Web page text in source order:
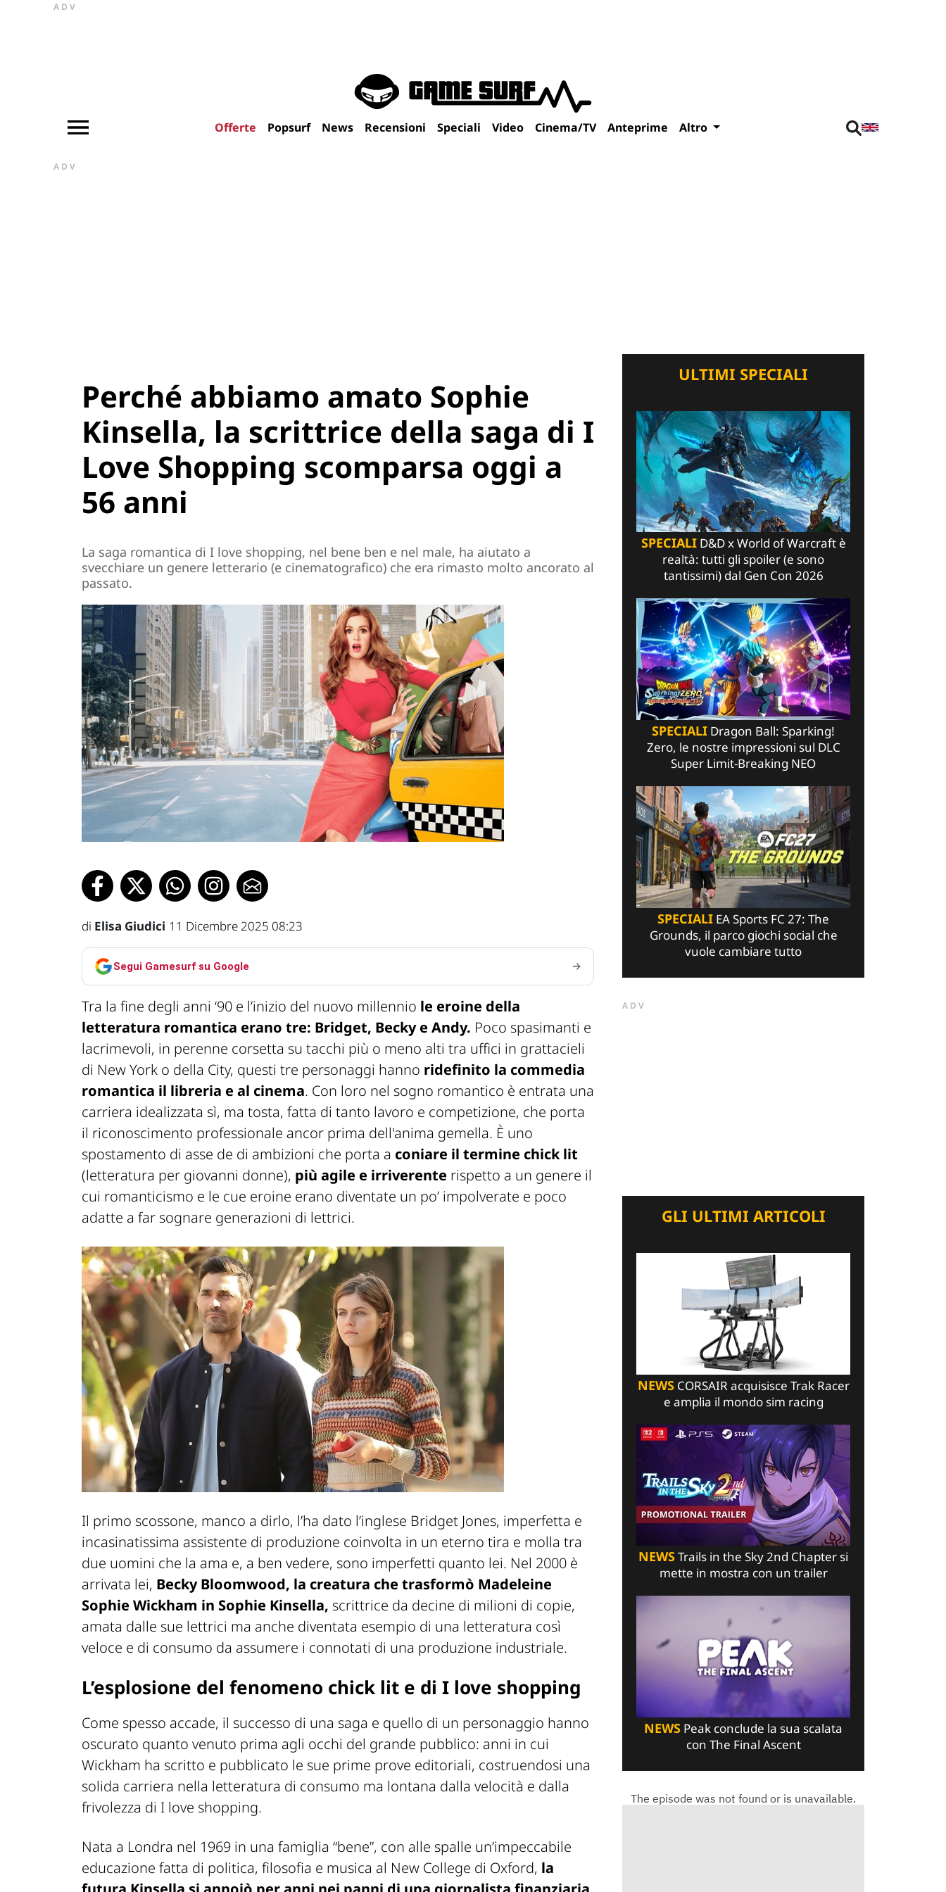
ADV
Offerte Popsurf News Recensioni Speciali Video Cinema/TV Anteprime Altro
ADV
Perché abbiamo amato Sophie
Kinsella, la scrittrice della saga di I
Love Shopping scomparsa oggi a
56 anni
La saga romantica di I love shopping, nel bene ben e nel male, ha aiutato a
svecchiare un genere letterario (e cinematografico) che era rimasto molto ancorato al
passato.
di Elisa Giudici 11 Dicembre 2025 08:23
Segui Gamesurf su Google
Tra la fine degli anni ‘90 e l’inizio del nuovo millennio le eroine della
letteratura romantica erano tre: Bridget, Becky e Andy. Poco spasimanti e
lacrimevoli, in perenne corsetta su tacchi più o meno alti tra uffici in grattacieli
di New York o della City, questi tre personaggi hanno ridefinito la commedia
romantica il libreria e al cinema. Con loro nel sogno romantico è entrata una
carriera idealizzata sì, ma tosta, fatta di tanto lavoro e competizione, che porta
il riconoscimento professionale ancor prima dell'anima gemella. È uno
spostamento di asse de di ambizioni che porta a coniare il termine chick lit
(letteratura per giovanni donne), più agile e irriverente rispetto a un genere il
cui romanticismo e le cue eroine erano diventate un po’ impolverate e poco
adatte a far sognare generazioni di lettrici.
Il primo scossone, manco a dirlo, l’ha dato l’inglese Bridget Jones, imperfetta e
incasinatissima assistente di produzione coinvolta in un eterno tira e molla tra
due uomini che la ama e, a ben vedere, sono imperfetti quanto lei. Nel 2000 è
arrivata lei, Becky Bloomwood, la creatura che trasformò Madeleine
Sophie Wickham in Sophie Kinsella, scrittrice da decine di milioni di copie,
amata dalle sue lettrici ma anche diventata esempio di una letteratura così
veloce e di consumo da assumere i connotati di una produzione industriale.
L’esplosione del fenomeno chick lit e di I love shopping
Come spesso accade, il successo di una saga e quello di un personaggio hanno
oscurato quanto venuto prima agli occhi del grande pubblico: anni in cui
Wickham ha scritto e pubblicato le sue prime prove editoriali, costruendosi una
solida carriera nella letteratura di consumo ma lontana dalla velocità e dalla
frivolezza di I love shopping.
Nata a Londra nel 1969 in una famiglia “bene”, con alle spalle un’impeccabile
educazione fatta di politica, filosofia e musica al New College di Oxford, la
ULTIMI SPECIALI
SPECIALID&D x World of Warcraft è
realtà: tutti gli spoiler (e sono
tantissimi) dal Gen Con 2026
SPECIALI Dragon Ball: Sparking!
Zero, le nostre impressioni sul DLC
Super Limit-Breaking NEO
SPECIALI EA Sports FC 27: The
Grounds, il parco giochi social che
vuole cambiare tutto
ADV
GLI ULTIMI ARTICOLI
NEWSCORSAIR acquisisce Trak Racer
e amplia il mondo sim racing
NEWSTrails in the Sky 2nd Chapter si
mette in mostra con un trailer
NEWS Peak conclude la sua scalata
con The Final Ascent